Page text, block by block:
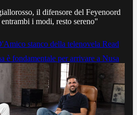
il difensore del Feyenoord
i modi, resto sereno"
stanco della telenovela Read
è fondamentale per arrivare a Nusa